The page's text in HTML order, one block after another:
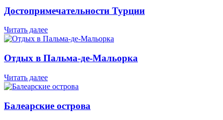
Достопримечательности Турции
Читать далее
Отдых в Пальма-де-Мальорка
Читать далее
Балеарские острова